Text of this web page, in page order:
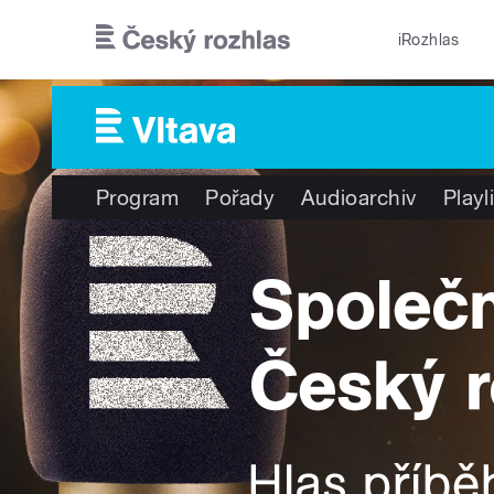
iRozhlas
Program Pořady Audioarchiv